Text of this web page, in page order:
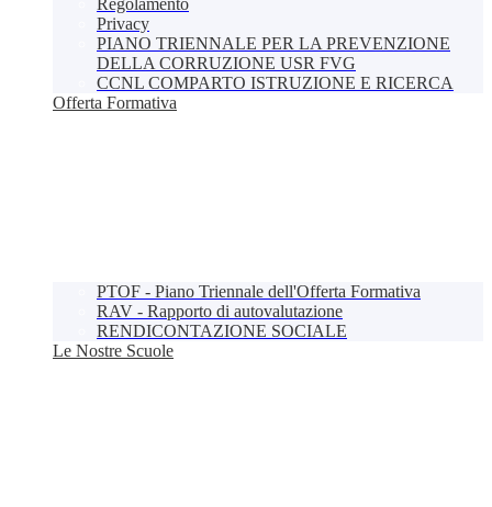
Regolamento
Privacy
PIANO TRIENNALE PER LA PREVENZIONE
DELLA CORRUZIONE USR FVG
CCNL COMPARTO ISTRUZIONE E RICERCA
Offerta Formativa
PTOF - Piano Triennale dell'Offerta Formativa
RAV - Rapporto di autovalutazione
RENDICONTAZIONE SOCIALE
Le Nostre Scuole